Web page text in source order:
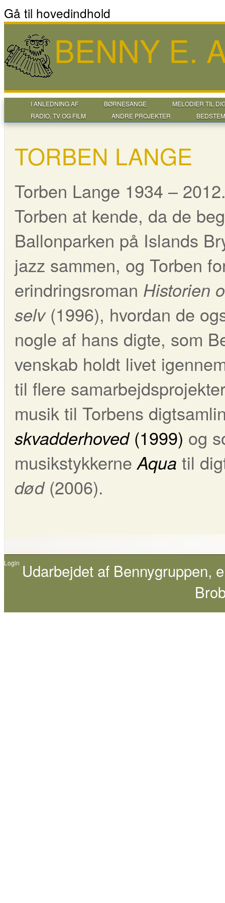
Gå til hovedindhold
BENNY E.
I ANLEDNING AF BØRNESANGE
MELODIER TIL
RADIO, TV OG FILM
ANDRE PROJEKTER
TORBEN LANGE
Torben Lange 1934 –
Torben at kende, da de
Ballonparken på Islands
jazz sammen, og Torben
erindringsroman Historien
selv(1996), hvordan de
nogle af hans digte, som
venskab holdt livet
til flere
musik til Torbens
skvadderhoved (1999) og
musikstykkerneAqua til
død(2006).
Login Udarbejdet af Bennygruppen,